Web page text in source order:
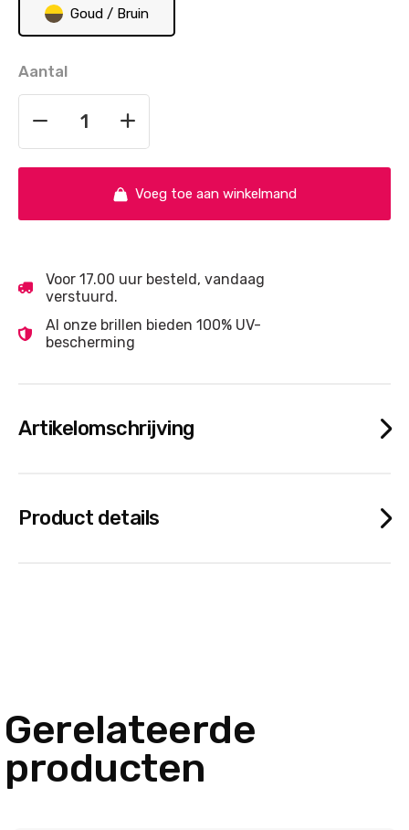
Goud / Bruin
Aantal
Voeg toe aan winkelmand
Voor 17.00 uur besteld, vandaag
verstuurd.
Al onze brillen bieden 100% UV-
bescherming
Artikelomschrijving
Product details
Gerelateerde
producten